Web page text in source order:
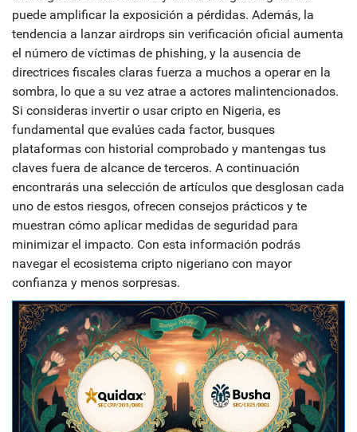
puede amplificar la exposición a pérdidas. Además, la
tendencia a lanzar airdrops sin verificación oficial aumenta
el número de víctimas de phishing, y la ausencia de
directrices fiscales claras fuerza a muchos a operar en la
sombra, lo que a su vez atrae a actores malintencionados.
Si consideras invertir o usar cripto en Nigeria, es
fundamental que evalúes cada factor, busques
plataformas con historial comprobado y mantengas tus
claves fuera de alcance de terceros. A continuación
encontrarás una selección de artículos que desglosan cada
uno de estos riesgos, ofrecen consejos prácticos y te
muestran cómo aplicar medidas de seguridad para
minimizar el impacto. Con esta información podrás
navegar el ecosistema cripto nigeriano con mayor
confianza y menos sorpresas.